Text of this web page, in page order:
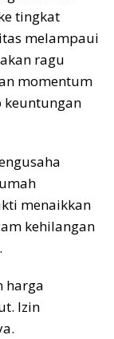
tingkat
melampaui
ragu
momentum
keuntungan
menaikkan
kehilangan
harga
Izin